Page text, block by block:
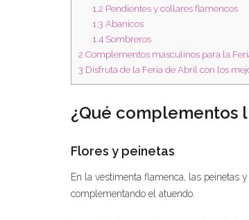
1.2 Pendientes y collares flamencos
1.3 Abanicos
1.4Sombreros
2 Complementos masculinos para la
3 Disfruta de la Feria de Abril con los
¿Qué complementos
Flores y peinetas
En la vestimenta flamenca, las peinetas
complementando el atuendo.